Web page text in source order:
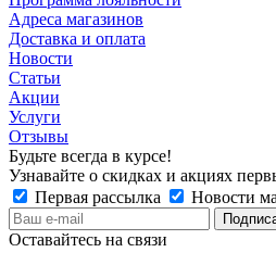
Адреса магазинов
Доставка и оплата
Новости
Статьи
Акции
Услуги
Отзывы
Будьте всегда в курсе!
Узнавайте о скидках и акциях
Первая рассылка
Новости
Оставайтесь на связи